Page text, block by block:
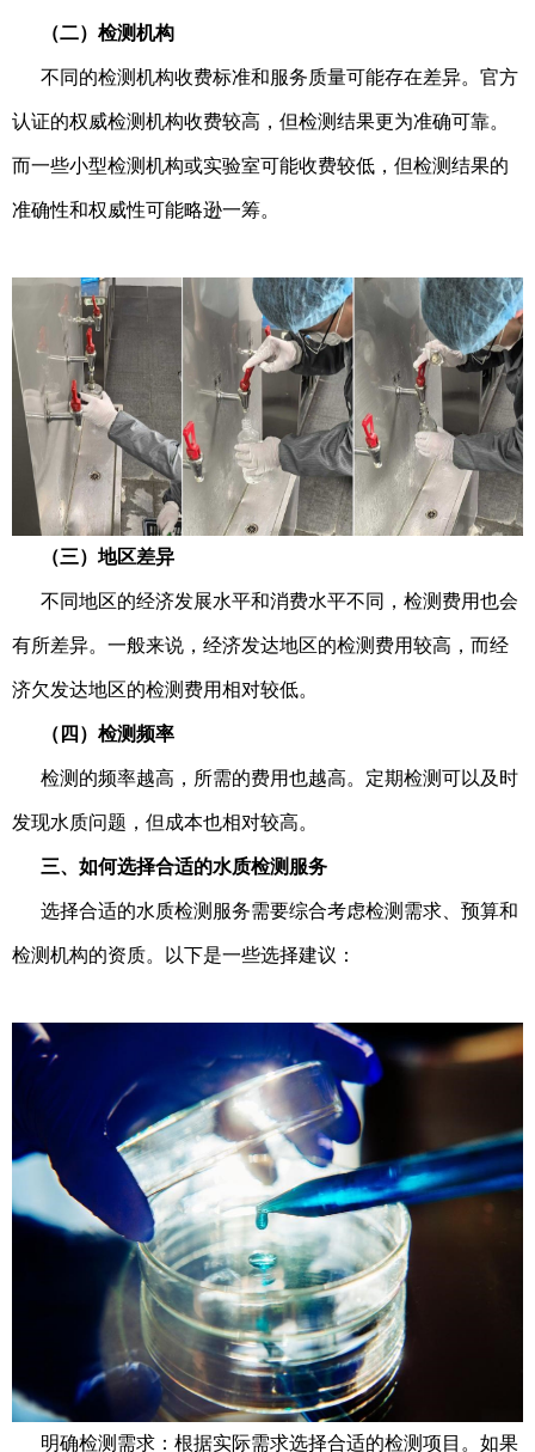
（二）检测机构
不同的检测机构收费标准和服务质量可能存在差异。官方
认证的权威检测机构收费较高，但检测结果更为准确可靠。
而一些小型检测机构或实验室可能收费较低，但检测结果的
准确性和权威性可能略逊一筹。
（三）地区差异
不同地区的经济发展水平和消费水平不同，检测费用也会
有所差异。一般来说，经济发达地区的检测费用较高，而经
济欠发达地区的检测费用相对较低。
（四）检测频率
检测的频率越高，所需的费用也越高。定期检测可以及时
发现水质问题，但成本也相对较高。
三、如何选择合适的水质检测服务
选择合适的水质检测服务需要综合考虑检测需求、预算和
检测机构的资质。以下是一些选择建议：
明确检测需求：根据实际需求选择合适的检测项目。如果